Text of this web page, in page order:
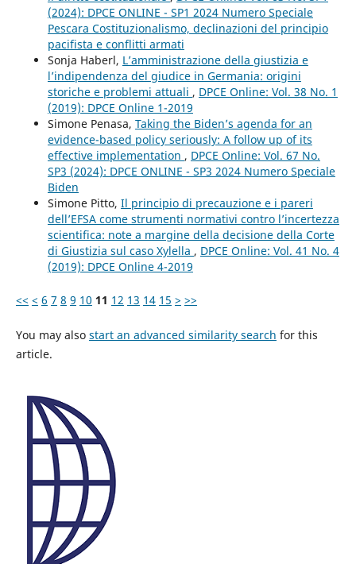
(2024): DPCE ONLINE - SP1 2024 Numero Speciale
Pescara Costituzionalismo, declinazioni del principio
pacifista e conflitti armati
Sonja Haberl, L’amministrazione della giustizia e
l’indipendenza del giudice in Germania: origini
storiche e problemi attuali , DPCE Online: Vol. 38 No. 1
(2019): DPCE Online 1-2019
Simone Penasa, Taking the Biden’s agenda for an
evidence-based policy seriously: A follow up of its
effective implementation , DPCE Online: Vol. 67 No.
SP3 (2024): DPCE ONLINE - SP3 2024 Numero Speciale
Biden
Simone Pitto, Il principio di precauzione e i pareri
dell’EFSA come strumenti normativi contro l’incertezza
scientifica: note a margine della decisione della Corte
di Giustizia sul caso Xylella , DPCE Online: Vol. 41 No. 4
(2019): DPCE Online 4-2019
<< < 6 7 8 9 10 11 12 13 14 15 > >>
You may also start an advanced similarity search for this
article.